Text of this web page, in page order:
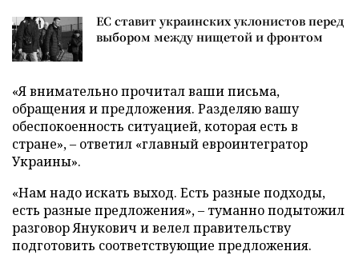
ЕС ставит украинских уклонистов перед
выбором между нищетой и фронтом
«Я внимательно прочитал ваши письма,
обращения и предложения. Разделяю вашу
обеспокоенность ситуацией, которая есть в
стране», – ответил «главный евроинтегратор
Украины».
«Нам надо искать выход. Есть разные подходы,
есть разные предложения», – туманно подытожил
разговор Янукович и велел правительству
подготовить соответствующие предложения.